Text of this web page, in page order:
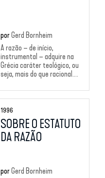
porGerd Bornheim
A razão – de início,
instrumental – adquire na
Grécia caráter teológico, ou
seja, mais do que racional....
1996
SOBRE O ESTATUTO
DA RAZÃO
porGerd Bornheim